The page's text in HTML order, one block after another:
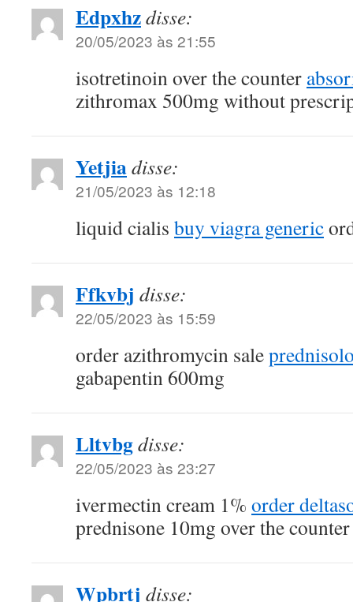
Edpxhzdisse:
20/05/2023 às 21:55
isotretinoin over the counter
zithromax 500mg without
Yetjiadisse:
21/05/2023 às 12:18
liquid cialis buy viagra generic
Ffkvbj disse:
22/05/2023 às 15:59
order azithromycin sale
gabapentin 600mg
Lltvbgdisse:
22/05/2023 às 23:27
ivermectin cream 1% order
prednisone 10mg over the counter
Wpbrtj disse: